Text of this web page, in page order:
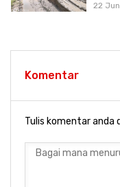
22
Komentar
Tulis komentar anda